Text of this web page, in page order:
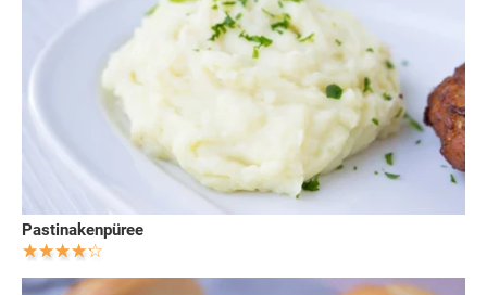
Pastinakenpüree